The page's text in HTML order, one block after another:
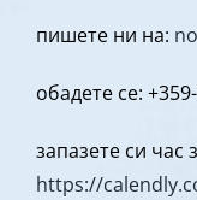
пишете ни на:
обадете се:
запазете си час
https://